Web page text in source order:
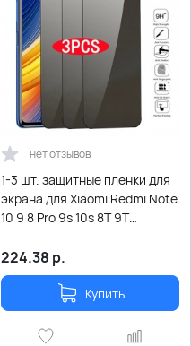
нет отзывов
1-3 шт. защитные пленки для
экрана для Xiaomi Redmi Note
10 9 8 Pro 9s 10s 8T 9T
стекло для Poco X3 Pro NFC F3
M3
224.38 р.
Купить